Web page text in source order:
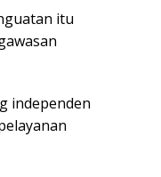
itu
independen